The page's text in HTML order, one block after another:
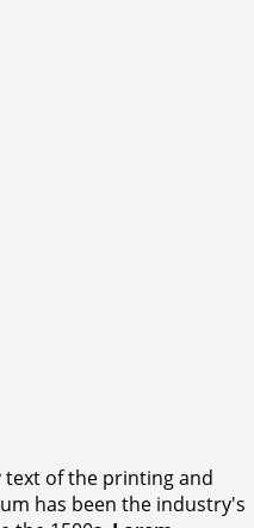
text of the printing and
has been the industry's